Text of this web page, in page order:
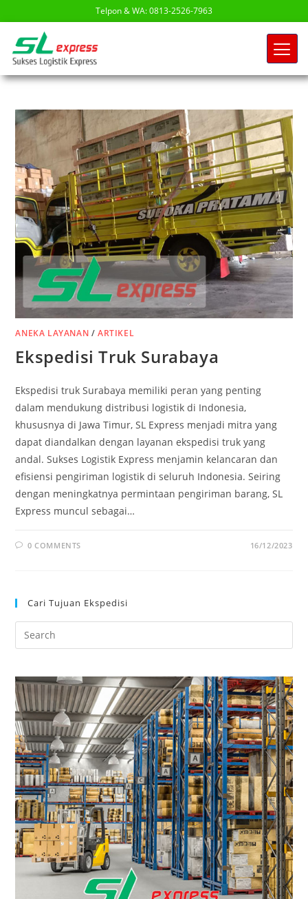
Telpon & WA: 0813-2526-7963
ANEKA LAYANAN /ARTIKEL
Ekspedisi Truk Surabaya
Ekspedisi truk Surabaya memiliki peran yang penting
dalam mendukung distribusi logistik di Indonesia,
khususnya di Jawa Timur, SL Express menjadi mitra yang
dapat diandalkan dengan layanan ekspedisi truk yang
andal. Sukses Logistik Express menjamin kelancaran dan
efisiensi pengiriman logistik di seluruh Indonesia. Seiring
dengan meningkatnya permintaan pengiriman barang, SL
Express muncul sebagai…
0 COMMENTS 16/12/2023
Cari Tujuan Ekspedisi